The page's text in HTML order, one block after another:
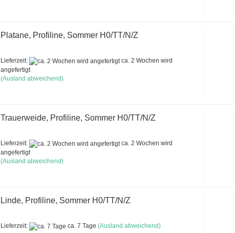
Platane, Profiline, Sommer H0/TT/N/Z
Lieferzeit:
ca. 2 Wochen wird
angefertigt
(Ausland abweichend)
Trauerweide, Profiline, Sommer H0/TT/N/Z
Lieferzeit:
ca. 2 Wochen wird
angefertigt
(Ausland abweichend)
Linde, Profiline, Sommer H0/TT/N/Z
Lieferzeit: ca. 7 Tage (Ausland abweichend)